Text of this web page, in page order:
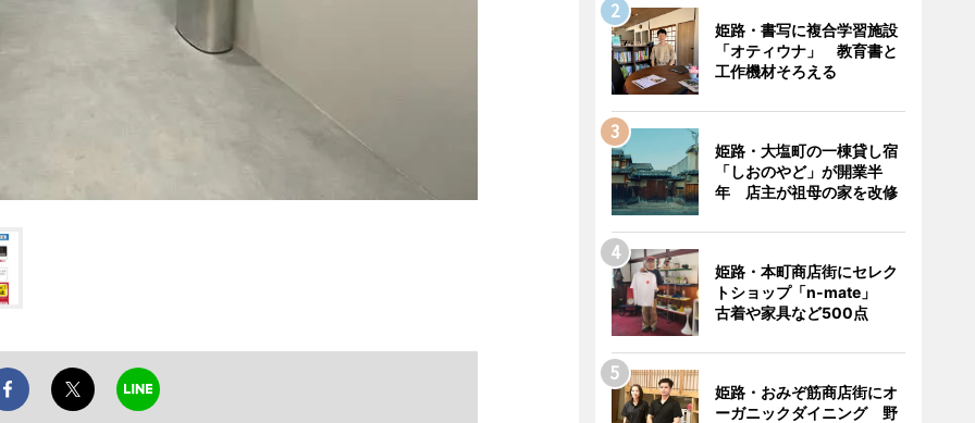
姫路・書写に複合学習施設
「オティウナ」 教育書と
工作機材そろえる
姫路・大塩町の一棟貸し宿
「しおのやど」が開業半
年 店主が祖母の家を改修
姫路・本町商店街にセレク
トショップ「n-mate」
古着や家具など500点
姫路・おみぞ筋商店街にオ
ーガニックダイニング 野